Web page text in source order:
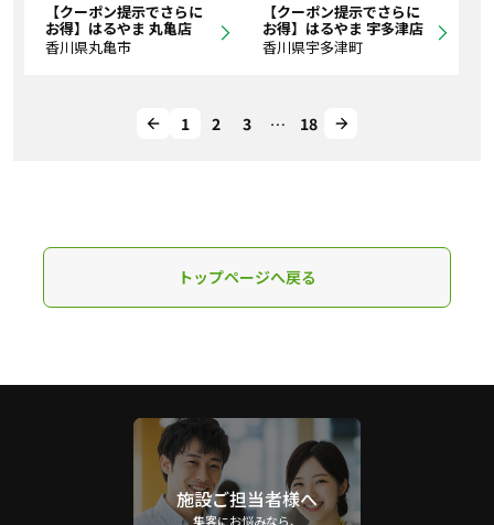
【クーポン提示でさらに
お得】はるやま 丸亀店
香川県丸亀市
【クーポン提示でさらに
お得】はるやま 宇多津店
香川県宇多津町
1 2 3 … 18
トップページへ戻る
施設ご担当者様へ
集客にお悩みなら、